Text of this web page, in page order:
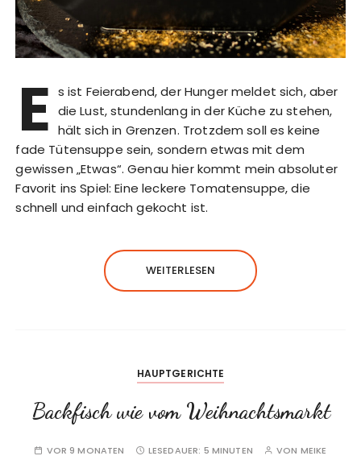
E s ist Feierabend, der Hunger meldet sich, aber
die Lust, stundenlang in der Küche zu stehen,
hält sich in Grenzen. Trotzdem soll es keine
fade Tütensuppe sein, sondern etwas mit dem
gewissen „Etwas“. Genau hier kommt mein absoluter
Favorit ins Spiel: Eine leckere Tomatensuppe, die
schnell und einfach gekocht ist.
WEITERLESEN
HAUPTGERICHTE
Backfisch wie vom Weihnachtsmarkt
VOR 9 MONATEN LESEDAUER: 5 MINUTEN VON MEIKE